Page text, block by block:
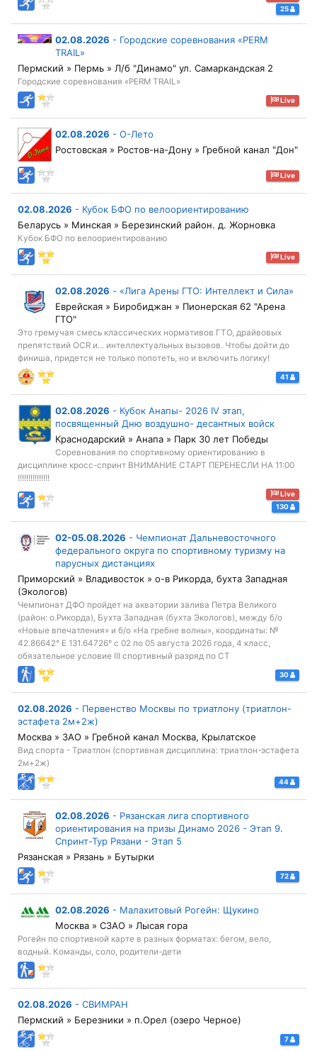
25
02.08.2026 - Городские соревнования «PERM
TRAIL»
Пермский » Пермь » Л/б "Динамо" ул. Самаркандская 2
Городские соревнования «PERM TRAIL»
Live
02.08.2026 - О-Лето
Ростовская » Ростов-на-Дону » Гребной канал "Дон"
Live
02.08.2026 - Кубок БФО по велоориентированию
Беларусь » Минская » Березинский район. д. Жорновка
Кубок БФО по велоориентированию
Live
02.08.2026 - «Лига Арены ГТО: Интеллект и Сила»
Еврейская » Биробиджан » Пионерская 62 "Арена
ГТО"
Это гремучая смесь классических нормативов ГТО, драйвовых
препятствий OCR и... интеллектуальных вызовов. Чтобы дойти до
финиша, придется не только попотеть, но и включить логику!
41
02.08.2026 - Кубок Анапы- 2026 IV этап,
посвященный Дню воздушно- десантных войск
Краснодарский » Анапа » Парк 30 лет Победы
Соревнования по спортивному ориентированию в
дисциплине кросс-спринт ВНИМАНИЕ СТАРТ ПЕРЕНЕСЛИ НА 11:00
!!!!!!!!!!!!!!!
Live
130
02-05.08.2026 - Чемпионат Дальневосточного
федерального округа по спортивному туризму на
парусных дистанциях
Приморский » Владивосток » о-в Рикорда, бухта Западная
(Экологов)
Чемпионат ДФО пройдет на акватории залива Петра Великого
(район: о.Рикорда), Бухта Западная (бухта Экологов), между б/о
«Новые впечатления» и б/о «На гребне волны», координаты: №
42.86642° Е 131.64726° с 02 по 05 августа 2026 года, 4 класс,
обязательное условие III спортивный разряд по СТ
30
02.08.2026 - Первенство Москвы по триатлону (триатлон-
эстафета 2м+2ж)
Москва » ЗАО » Гребной канал Москва, Крылатское
Вид спорта - Триатлон (спортивная дисциплина: триатлон-эстафета
2м+2ж)
44
02.08.2026 - Рязанская лига спортивного
ориентирования на призы Динамо 2026 - Этап 9.
Спринт-Тур Рязани - Этап 5
Рязанская » Рязань » Бутырки
72
02.08.2026 - Малахитовый Рогейн: Щукино
Москва » СЗАО » Лысая гора
Рогейн по спортивной карте в разных форматах: бегом, вело,
водный. Команды, соло, родители-дети
02.08.2026 - СВИМРАН
Пермский » Березники » п.Орел (озеро Черное)
7